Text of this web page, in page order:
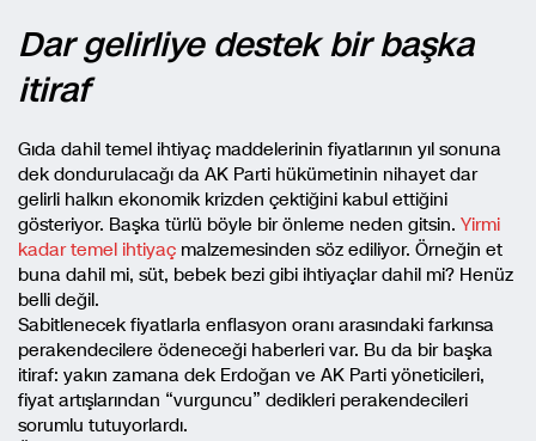
Dar gelirliye destek bir başka
itiraf
Gıda dahil temel ihtiyaç maddelerinin fiyatlarının yıl sonuna
dek dondurulacağı da AK Parti hükümetinin nihayet dar
gelirli halkın ekonomik krizden çektiğini kabul ettiğini
gösteriyor. Başka türlü böyle bir önleme neden gitsin. Yirmi
kadar temel ihtiyaç malzemesinden söz ediliyor. Örneğin et
buna dahil mi, süt, bebek bezi gibi ihtiyaçlar dahil mi? Henüz
belli değil.
Sabitlenecek fiyatlarla enflasyon oranı arasındaki farkınsa
perakendecilere ödeneceği haberleri var. Bu da bir başka
itiraf: yakın zamana dek Erdoğan ve AK Parti yöneticileri,
fiyat artışlarından “vurguncu” dedikleri perakendecileri
sorumlu tutuyorlardı.